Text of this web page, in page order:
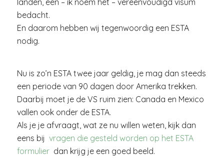
bedacht.
En daarom hebben wij tegenwoordig een ESTA
nodig.
Nu is zo’n ESTA twee jaar geldig, je mag dan steeds
een periode van 90 dagen door Amerika trekken.
Daarbij moet je de VS ruim zien: Canada en Mexico
vallen ook onder de ESTA.
Als je je afvraagt, wat ze nu willen weten, kijk dan
eens bij vragen die gesteld worden op het ESTA
formulier dan krijg je een goed beeld.